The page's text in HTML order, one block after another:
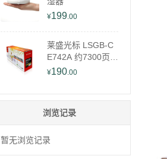
¥199.00
莱盛光标 LSGB-C
E742A 约7300页
适用于HP CP5225
¥190.00
浏览记录
暂无浏览记录